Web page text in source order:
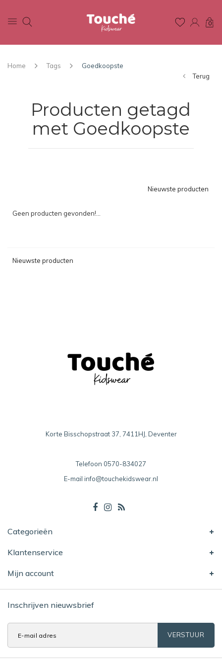
0
Home Tags
Goedkoopste
Terug
Producten getagd
met Goedkoopste
Nieuwste producten
Geen producten gevonden!...
Nieuwste producten
Korte Bisschopstraat 37, 7411HJ, Deventer
Telefoon 0570-834027
E-mail info@touchekidswear.nl
Categorieën
Klantenservice
Mijn account
Inschrijven nieuwsbrief
VERSTUUR